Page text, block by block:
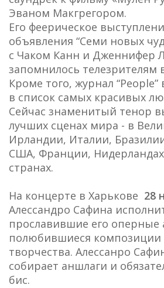
Эваном Макгрегором.
Его феерическое
объявления “Семи новых
с Чаком Канн и Дженнифер
запомнилось телезрителям
Кроме того, журнал
в список самых красивых
Сейчас знаменитый тенор
лучших сценах мира - в
Ирландии, Италии,
США, Франции, Нидерландах
странах.
На концерте в Харькове 28
Алессандро Сафина
прославившие его оперные
полюбившиеся композиции
творчества. Алессанро
собирает аншлаги и
бис.